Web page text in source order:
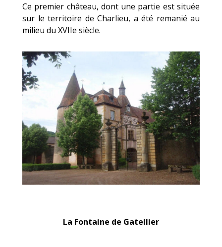
Ce premier château, dont une partie est située
sur le territoire de Charlieu, a été remanié au
milieu du XVIIe siècle.
La Fontaine de Gatellier